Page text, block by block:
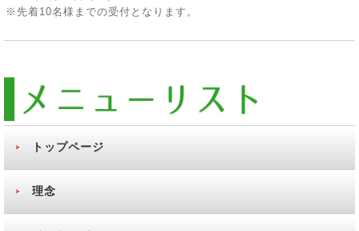
※先着10名様までの受付となります。
トップページ
理念